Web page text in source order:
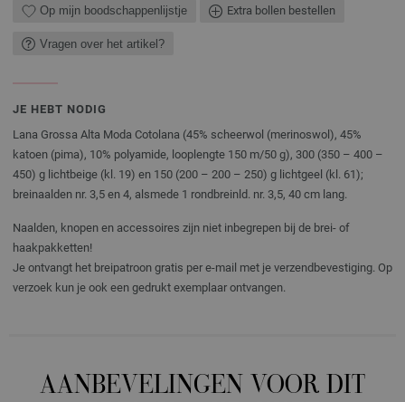
Op mijn boodschappenlijstje Extra bollen bestellen
Vragen over het artikel?
JE HEBT NODIG
Lana Grossa Alta Moda Cotolana (45% scheerwol (merinoswol), 45%
katoen (pima), 10% polyamide, looplengte 150 m/50 g), 300 (350 – 400 –
450) g lichtbeige (kl. 19) en 150 (200 – 200 – 250) g lichtgeel (kl. 61);
breinaalden nr. 3,5 en 4, alsmede 1 rondbreinld. nr. 3,5, 40 cm lang.
Naalden, knopen en accessoires zijn niet inbegrepen bij de brei- of
haakpakketten!
Je ontvangt het breipatroon gratis per e-mail met je verzendbevestiging. Op
verzoek kun je ook een gedrukt exemplaar ontvangen.
AANBEVELINGEN VOOR DIT